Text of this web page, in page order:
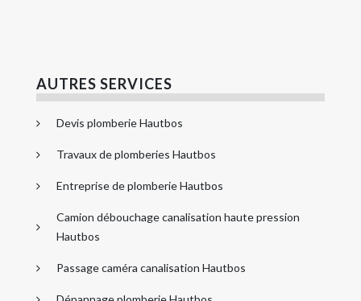
AUTRES SERVICES
Devis plomberie Hautbos
Travaux de plomberies Hautbos
Entreprise de plomberie Hautbos
Camion débouchage canalisation haute pression
Hautbos
Passage caméra canalisation Hautbos